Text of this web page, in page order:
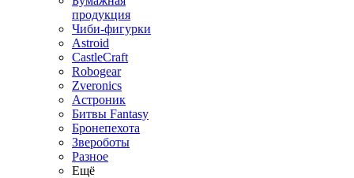
продукция
Чиби-фигурки
Astroid
CastleCraft
Robogear
Zveronics
Астроник
Битвы Fantasy
Бронепехота
Звероботы
Разное
Ещё